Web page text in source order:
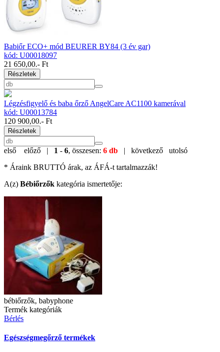
Babiőr ECO+ mód BEURER BY84 (3 év gar)
kód: U00018097
21 650,00.- Ft
Részletek
Légzésfigyelő és baba őrző AngelCare AC1100 kamerával
kód: U00013784
120 900,00.- Ft
Részletek
első előző | 1 - 6, összesen: 6 db | következő
utolsó
* Áraink BRUTTÓ árak, az ÁFÁ-t tartalmazzák!
A(z) Bébiőrzők kategória ismertetője:
bébiőrzők, babyphone
Termék kategóriák
Bérlés
Egészségmegőrző termékek